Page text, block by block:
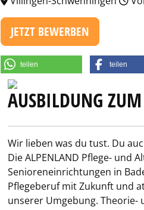
JETZT BEWERBEN
teilen teilen
AUSBILDUNG
Wir lieben was du tust. Du
Die ALPENLAND Pflege-
Senioreneinrichtungen in
Pflegeberuf mit Zukunft und
unserer Umgebung. Theorie-